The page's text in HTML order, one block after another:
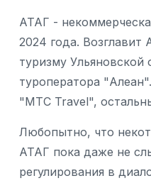
АТАГ -
2024 года. Возглавит
туризму Ульяновской
туроператора
"MTC Travel",
Любопытно, что
АТАГ пока даже не
регулирования в